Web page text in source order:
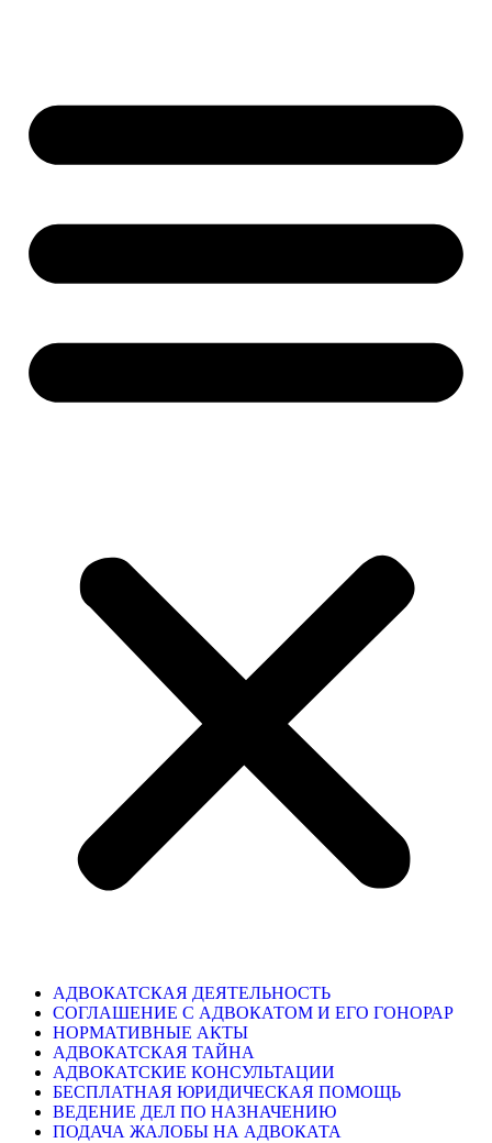
АДВОКАТСКАЯ ДЕЯТЕЛЬНОСТЬ
СОГЛАШЕНИЕ С АДВОКАТОМ И ЕГО ГОНОРАР
НОРМАТИВНЫЕ АКТЫ
АДВОКАТСКАЯ ТАЙНА
АДВОКАТСКИЕ КОНСУЛЬТАЦИИ
БЕСПЛАТНАЯ ЮРИДИЧЕСКАЯ ПОМОЩЬ
ВЕДЕНИЕ ДЕЛ ПО НАЗНАЧЕНИЮ
ПОДАЧА ЖАЛОБЫ НА АДВОКАТА